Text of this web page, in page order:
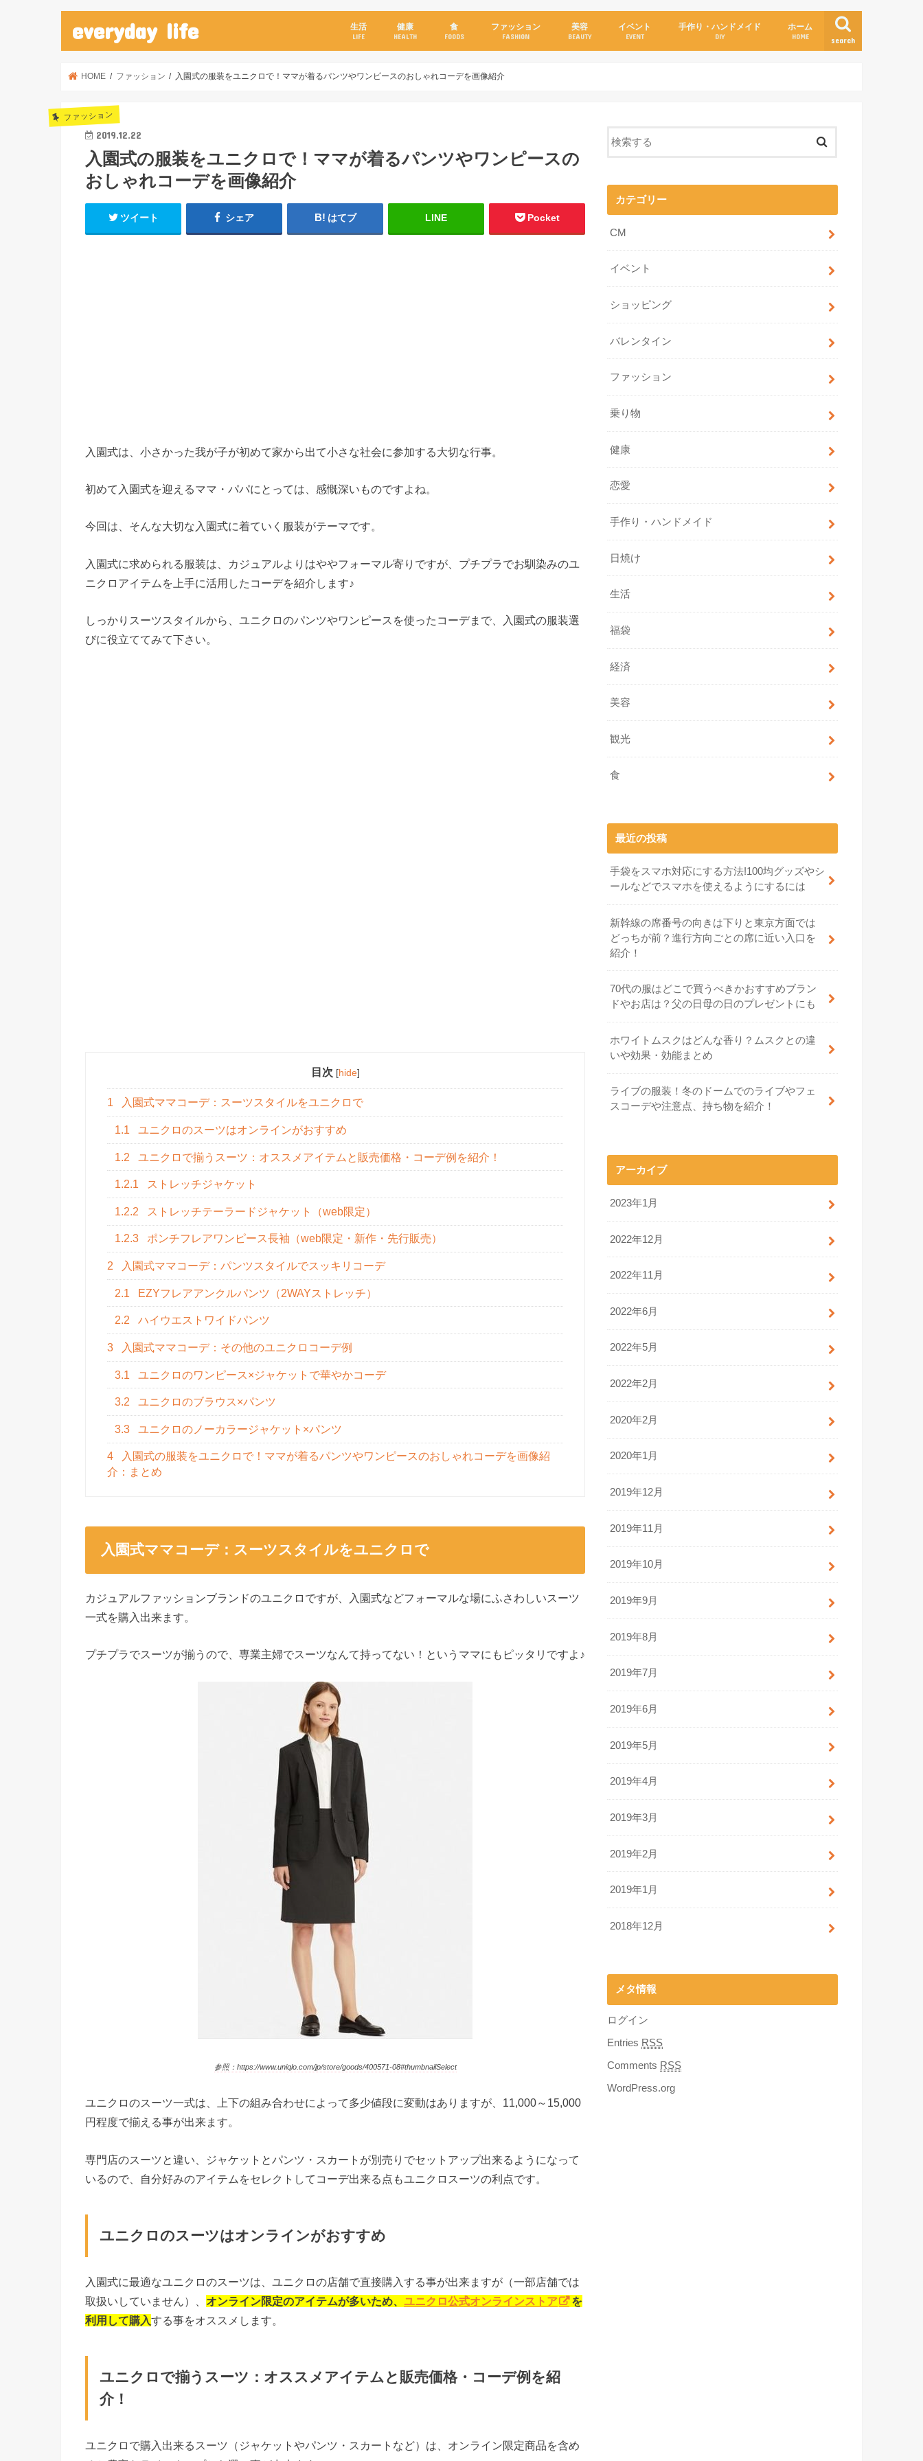
everyday life search
生活
LIFE
健康
HEALTH
食
FOODS
ファッション
FASHION
美容
BEAUTY
イベント
EVENT
手作り・ハンドメイド
DIY
ホーム
HOME
HOME ファッション 入園式の服装をユニクロで！ママが着るパンツやワンピースのおしゃれコーデを画像紹介
ファッション
2019.12.22
入園式の服装をユニクロで！ママが着るパンツやワンピースの
おしゃれコーデを画像紹介
ツイート シェア はてブ LINE Pocket
入園式は、小さかった我が子が初めて家から出て小さな社会に参加する大切な行事。
初めて入園式を迎えるママ・パパにとっては、感慨深いものですよね。
今回は、そんな大切な入園式に着ていく服装がテーマです。
入園式に求められる服装は、カジュアルよりはややフォーマル寄りですが、プチプラでお馴染みのユ
ニクロアイテムを上手に活用したコーデを紹介します♪
しっかりスーツスタイルから、ユニクロのパンツやワンピースを使ったコーデまで、入園式の服装選
びに役立ててみて下さい。
目次 [hide]
1 入園式ママコーデ：スーツスタイルをユニクロで
1.1 ユニクロのスーツはオンラインがおすすめ
1.2 ユニクロで揃うスーツ：オススメアイテムと販売価格・コーデ例を紹介！
1.2.1 ストレッチジャケット
1.2.2 ストレッチテーラードジャケット（web限定）
1.2.3 ポンチフレアワンピース長袖（web限定・新作・先行販売）
2 入園式ママコーデ：パンツスタイルでスッキリコーデ
2.1 EZYフレアアンクルパンツ（2WAYストレッチ）
2.2 ハイウエストワイドパンツ
3 入園式ママコーデ：その他のユニクロコーデ例
3.1 ユニクロのワンピース×ジャケットで華やかコーデ
3.2 ユニクロのブラウス×パンツ
3.3 ユニクロのノーカラージャケット×パンツ
4
入園式の服装をユニクロで！ママが着るパンツやワンピースのおしゃれコーデを画像紹
介：まとめ
入園式ママコーデ：スーツスタイルをユニクロで
カジュアルファッションブランドのユニクロですが、入園式などフォーマルな場にふさわしいスーツ
一式を購入出来ます。
プチプラでスーツが揃うので、専業主婦でスーツなんて持ってない！というママにもピッタリですよ♪
参照：https://www.uniqlo.com/jp/store/goods/400571-08#thumbnailSelect
ユニクロのスーツ一式は、上下の組み合わせによって多少値段に変動はありますが、11,000～15,000
円程度で揃える事が出来ます。
専門店のスーツと違い、ジャケットとパンツ・スカートが別売りでセットアップ出来るようになって
いるので、自分好みのアイテムをセレクトしてコーデ出来る点もユニクロスーツの利点です。
ユニクロのスーツはオンラインがおすすめ
入園式に最適なユニクロのスーツは、ユニクロの店舗で直接購入する事が出来ますが（一部店舗では
取扱いしていません）、 オンライン限定のアイテムが多いため、 ユニクロ公式オンラインストア
を
利用して購入する事をオススメします。
ユニクロで揃うスーツ：オススメアイテムと販売価格・コーデ例を紹
介！
ユニクロで購入出来るスーツ（ジャケットやパンツ・スカートなど）は、オンライン限定商品を含め
カテゴリー
CM
イベント
ショッピング
バレンタイン
ファッション
乗り物
健康
恋愛
手作り・ハンドメイド
日焼け
生活
福袋
経済
美容
観光
食
最近の投稿
手袋をスマホ対応にする方法!100均グッズやシ
ールなどでスマホを使えるようにするには
新幹線の席番号の向きは下りと東京方面では
どっちが前？進行方向ごとの席に近い入口を
紹介！
70代の服はどこで買うべきかおすすめブラン
ドやお店は？父の日母の日のプレゼントにも
ホワイトムスクはどんな香り？ムスクとの違
いや効果・効能まとめ
ライブの服装！冬のドームでのライブやフェ
スコーデや注意点、持ち物を紹介！
アーカイブ
2023年1月
2022年12月
2022年11月
2022年6月
2022年5月
2022年2月
2020年2月
2020年1月
2019年12月
2019年11月
2019年10月
2019年9月
2019年8月
2019年7月
2019年6月
2019年5月
2019年4月
2019年3月
2019年2月
2019年1月
2018年12月
メタ情報
ログイン
Entries RSS
Comments RSS
WordPress.org